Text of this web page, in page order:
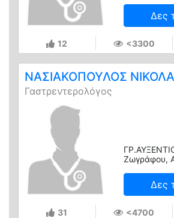
Δες
12 <3300
ΝΑΣΙΑΚΟΠΟΥΛΟΣ
Γαστρεντερολόγος
Ζωγράφου,
Δες
31 <4700